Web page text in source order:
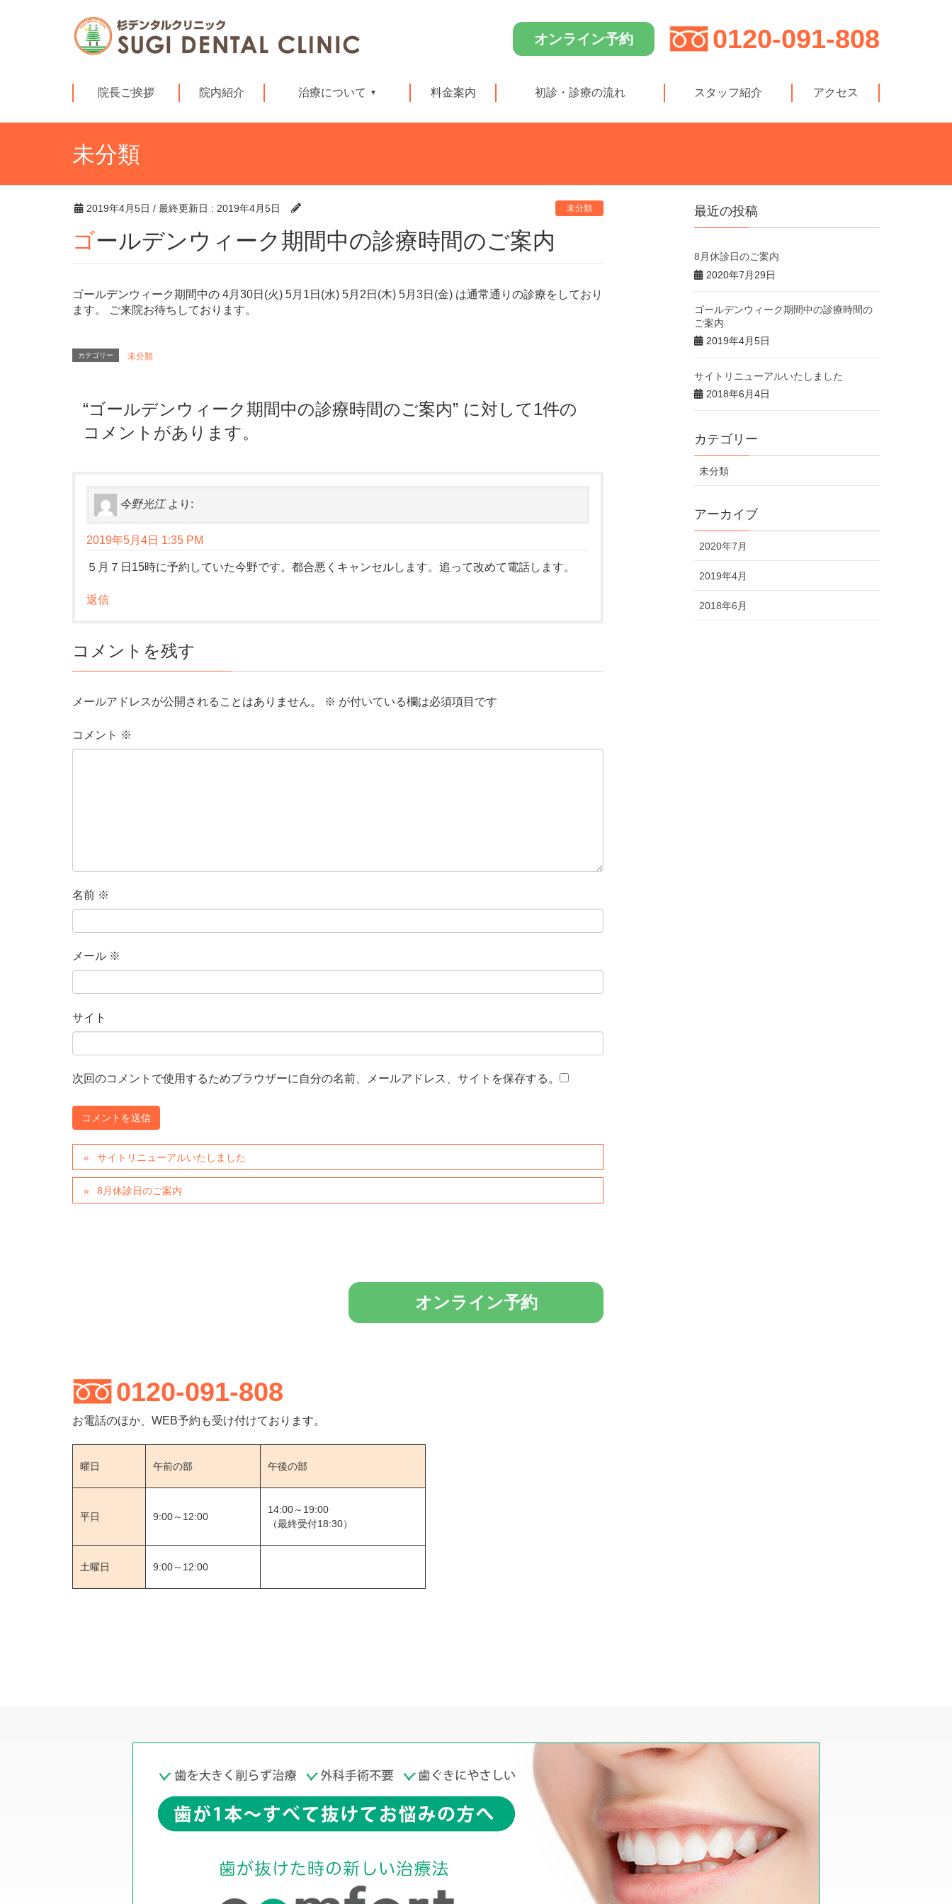
オンライン予約 0120-091-808
院長ご挨拶 院内紹介 治療について 料金案内 初診・診療の流れ スタッフ紹介 アクセス
未分類
2019年4月5日 / 最終更新日 : 2019年4月5日 未分類
ゴールデンウィーク期間中の診療時間のご案内
ゴールデンウィーク期間中の 4月30日(火) 5月1日(水) 5月2日(木) 5月3日(金) は通常通りの診療をしており
ます。 ご来院お待ちしております。
カテゴリー 未分類
“ゴールデンウィーク期間中の診療時間のご案内” に対して1件の
コメントがあります。
今野光江 より:
2019年5月4日 1:35 PM
５月７日15時に予約していた今野です。都合悪くキャンセルします。追って改めて電話します。
返信
コメントを残す
メールアドレスが公開されることはありません。 ※ が付いている欄は必須項目です
コメント ※
名前 ※
メール ※
サイト
次回のコメントで使用するためブラウザーに自分の名前、メールアドレス、サイトを保存する。
サイトリニューアルいたしました
8月休診日のご案内
最近の投稿
8月休診日のご案内
2020年7月29日
ゴールデンウィーク期間中の診療時間の
ご案内
2019年4月5日
サイトリニューアルいたしました
2018年6月4日
カテゴリー
未分類
アーカイブ
2020年7月
2019年4月
2018年6月
オンライン予約
0120-091-808
お電話のほか、WEB予約も受け付けております。
曜日 午前の部 午後の部
平日 9:00～12:00
14:00～19:00
（最終受付18:30）
土曜日 9:00～12:00